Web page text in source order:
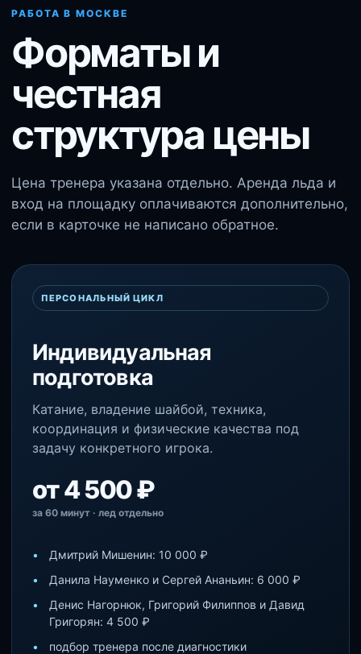
РАБОТА В МОСКВЕ
Форматы и
честная
структура цены
Цена тренера указана отдельно. Аренда льда и
вход на площадку оплачиваются дополнительно,
если в карточке не написано обратное.
ПЕРСОНАЛЬНЫЙ ЦИКЛ
Индивидуальная
подготовка
Катание, владение шайбой, техника,
координация и физические качества под
задачу конкретного игрока.
от 4 500 ₽
за 60 минут · лед отдельно
Дмитрий Мишенин: 10 000 ₽
Данила Науменко и Сергей Ананьин: 6 000 ₽
Денис Нагорнюк, Григорий Филиппов и Давид
Григорян: 4 500 ₽
подбор тренера после диагностики